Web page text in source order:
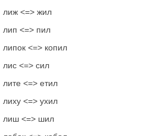
лиж <=> жил
лип <=> пил
липок <=> копил
лис <=> сил
лите <=> етил
лиху <=> ухил
лиш <=> шил